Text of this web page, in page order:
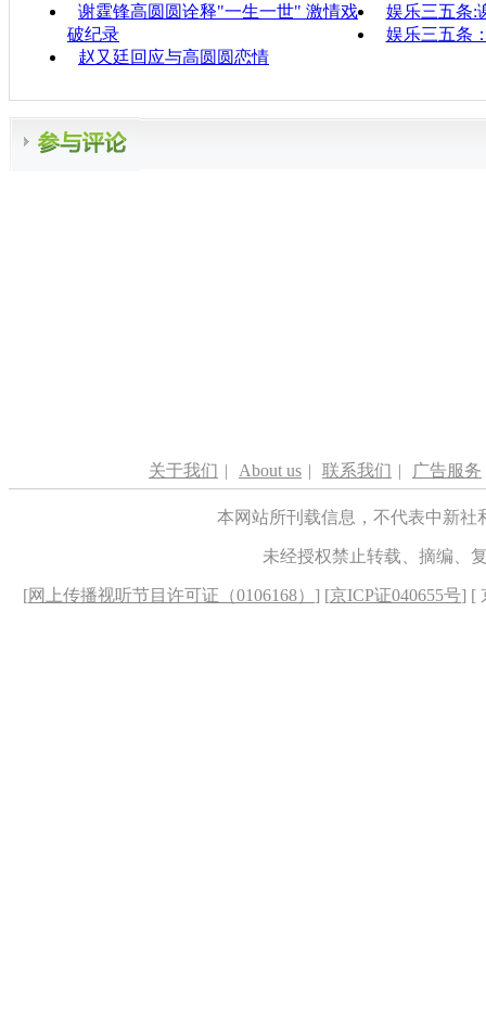
谢霆锋高圆圆诠释"一生一世" 激情戏
破纪录
娱乐三五条:
娱乐三五条
赵又廷回应与高圆圆恋情
关于我们 | About us | 联系我们 | 广告服务
本网站所刊载信息，不代表中新
未经授权禁止转载、摘编、
[网上传播视听节目许可证（0106168） ] [京ICP证040655号] [